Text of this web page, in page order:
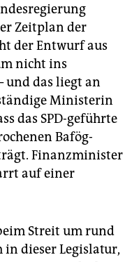
Zeitplan der
der Entwurf aus
nicht ins
und das liegt an
Ministerin
das SPD-geführte
Bafög-
Finanzminister
auf einer
Streit um rund
dieser Legislatur,